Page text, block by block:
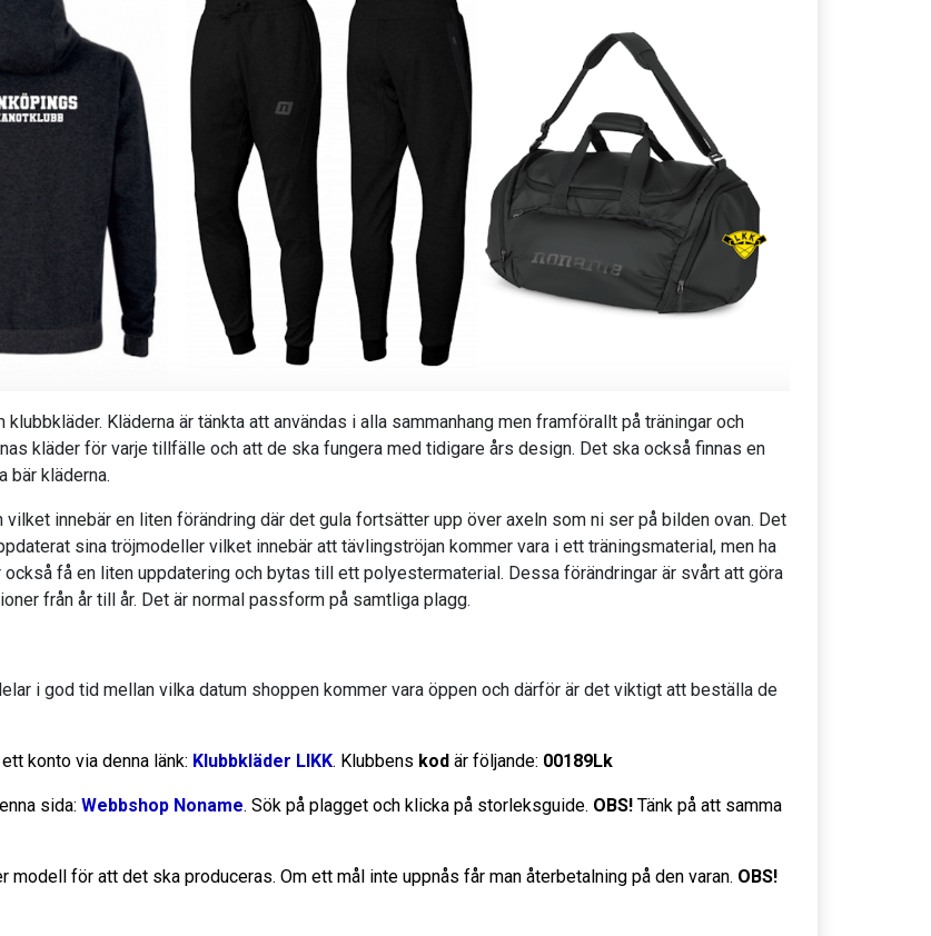
klubbkläder. Kläderna är tänkta att användas i alla sammanhang men framförallt på träningar och
kläder för varje tillfälle och att de ska fungera med tidigare års design. Det ska också finnas en
bär kläderna.
vilket innebär en liten förändring där det gula fortsätter upp över axeln som ni ser på bilden ovan. Det
sina tröjmodeller vilket innebär att tävlingströjan kommer vara i ett träningsmaterial, men ha
få en liten uppdatering och bytas till ett polyestermaterial. Dessa förändringar är svårt att göra
från år till år. Det är normal passform på samtliga plagg.
i god tid mellan vilka datum shoppen kommer vara öppen och därför är det viktigt att beställa de
konto via denna länk: Klubbkläder LIKK. Klubbens kod är följande: 00189Lk
sida: Webbshop Noname. Sök på plagget och klicka på storleksguide. OBS! Tänk på att samma
modell för att det ska produceras. Om ett mål inte uppnås får man återbetalning på den varan. OBS!